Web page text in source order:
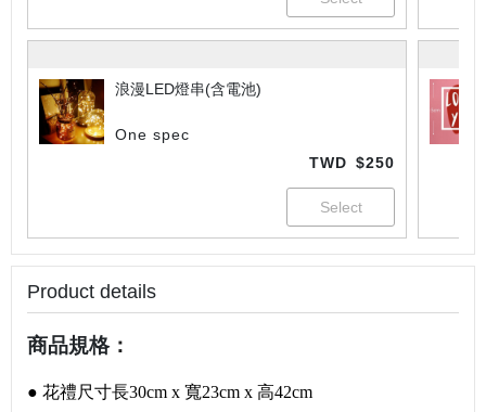
浪漫LED燈串(含電池)
One spec
TWD $250
Product details
商品規格：
● 花禮尺寸長30cm x 寬23cm x 高42cm